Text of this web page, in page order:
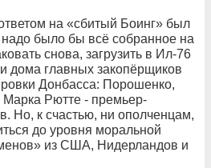
на «сбитый Боинг» был
было бы всё собранное на
снова, загрузить в Ил-76
дома главных закопёрщиков
Донбасса: Порошенко,
Рютте - премьер-
Но, к счастью, ни ополченцам,
до уровня моральной
из США, Нидерландов и